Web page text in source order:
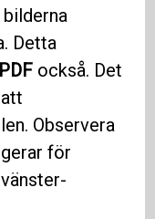
Detta
PDF också. Det
Observera
för